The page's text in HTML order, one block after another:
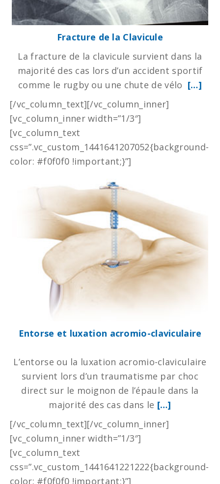
Fracture de la Clavicule
La fracture de la clavicule survient dans la
majorité des cas lors d’un accident sportif
comme le rugby ou une chute de vélo […]
[/vc_column_text][/vc_column_inner]
[vc_column_inner width=”1/3″]
[vc_column_text
css=”.vc_custom_1441641207052{background-
color: #f0f0f0 !important;}”]
Entorse et luxation acromio-claviculaire
L’entorse ou la luxation acromio-claviculaire
survient lors d’un traumatisme par choc
direct sur le moignon de l’épaule dans la
majorité des cas dans le […]
[/vc_column_text][/vc_column_inner]
[vc_column_inner width=”1/3″]
[vc_column_text
css=”.vc_custom_1441641221222{background-
color: #f0f0f0 !important;}”]